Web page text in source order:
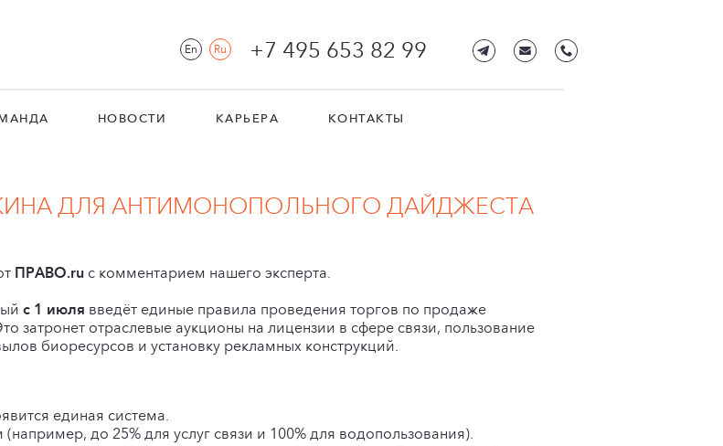
En Ru +7 495 653 82 99
НОВОСТИ КАРЬЕРА КОНТАКТЫ
ДЛЯ АНТИМОНОПОЛЬНОГО ДАЙДЖЕСТА
ПРАВО.ru с комментарием нашего эксперта.
с 1 июля введёт единые правила проведения торгов по продаже
затронет отраслевые аукционы на лицензии в сфере связи, пользование
биоресурсов и установку рекламных конструкций.
единая система.
(например, до 25% для услуг связи и 100% для водопользования).